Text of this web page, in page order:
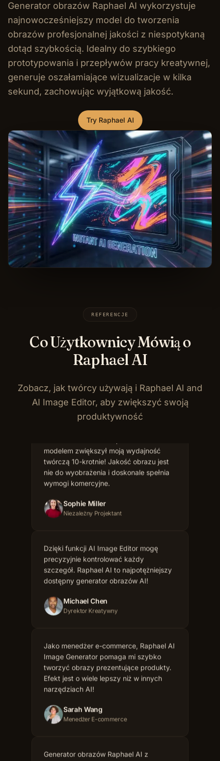
Generator obrazów Raphael AI wykorzystuje
najnowocześniejszy model do tworzenia
obrazów profesjonalnej jakości z niespotykaną
dotąd szybkością. Idealny do szybkiego
prototypowania i przepływów pracy kreatywnej,
generuje oszałamiające wizualizacje w kilka
sekund, zachowując wyjątkową jakość.
Try Raphael AI
REFERENCJE
Co Użytkownicy Mówią o
Raphael AI
Zobacz, jak twórcy używają i Raphael AI and
AI Image Editor, aby zwiększyć swoją
produktywność
Generator obrazów Raphael AI z
modelem zwiększył moją wydajność
nie do wyobrażenia i doskonale spełnia
wymogi komercyjne.
Sophie Miller
Niezależny Projektant
Dzięki funkcji AI Image Editor mogę
dostępny generator obrazów AI!
Michael Chen
Dyrektor Kreatywny
Jako menedżer e-commerce, Raphael AI
Efekt jest o wiele lepszy niż w innych
narzędziach AI!
Sarah Wang
Menedżer E-commerce
Generator obrazów Raphael AI z
nie do wyobrażenia i doskonale spełnia